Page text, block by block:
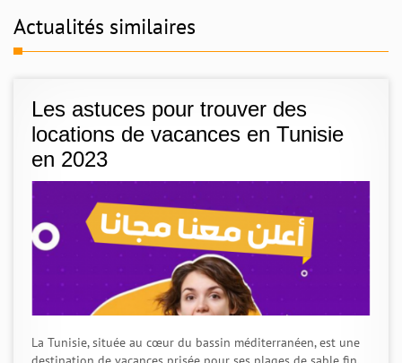
Actualités similaires
Les astuces pour trouver des
locations de vacances en Tunisie
en 2023
La Tunisie, située au cœur du bassin méditerranéen, est une